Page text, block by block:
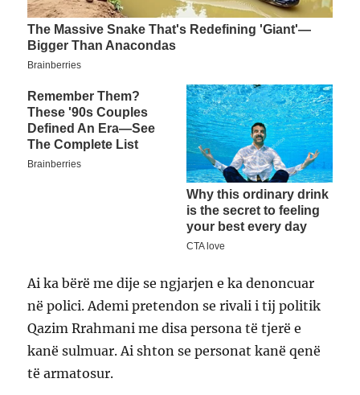
Ai ka bërë me dije se ngjarjen e ka denoncuar
në polici. Ademi pretendon se rivali i tij politik
Qazim Rrahmani me disa persona të tjerë e
kanë sulmuar. Ai shton se personat kanë qenë
të armatosur.